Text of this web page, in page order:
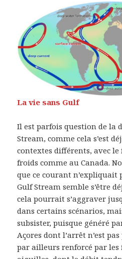
La vie sans Gulf
Il est parfois question de la
Stream, comme cela s’est
contextes différents, avec le
froids comme au Canada.
que ce courant n’expliquait
Gulf Stream semble s’être
cela pourrait s’aggraver
dans certains scénarios,
subsister, puisque généré
Açores dont l’arrêt n’est
par ailleurs renforcé par les